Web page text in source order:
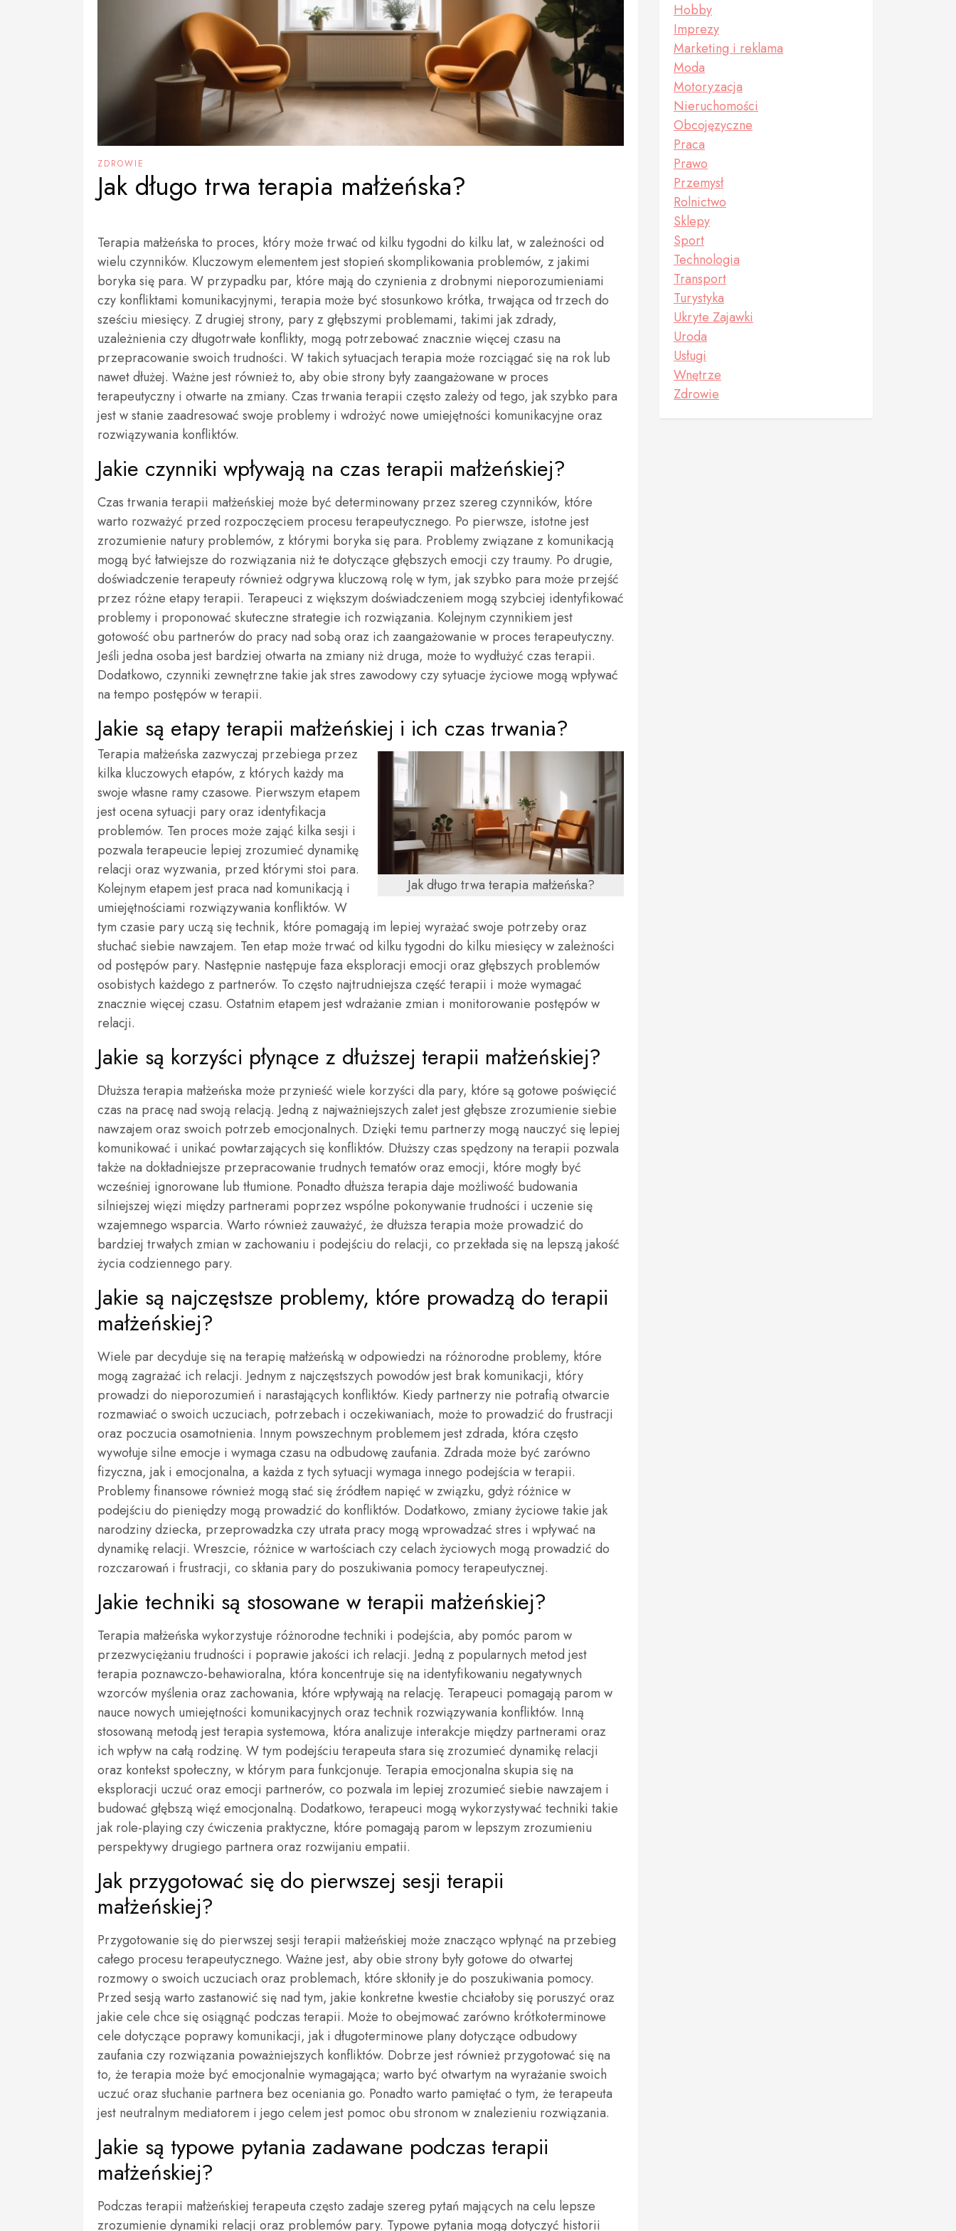
ZDROWIE
Jak długo trwa terapia małżeńska?
Terapia małżeńska to proces, który może trwać od kilku tygodni do kilku lat, w zależności od
wielu czynników. Kluczowym elementem jest stopień skomplikowania problemów, z jakimi
boryka się para. W przypadku par, które mają do czynienia z drobnymi nieporozumieniami
czy konfliktami komunikacyjnymi, terapia może być stosunkowo krótka, trwająca od trzech do
sześciu miesięcy. Z drugiej strony, pary z głębszymi problemami, takimi jak zdrady,
uzależnienia czy długotrwałe konflikty, mogą potrzebować znacznie więcej czasu na
przepracowanie swoich trudności. W takich sytuacjach terapia może rozciągać się na rok lub
nawet dłużej. Ważne jest również to, aby obie strony były zaangażowane w proces
terapeutyczny i otwarte na zmiany. Czas trwania terapii często zależy od tego, jak szybko para
jest w stanie zaadresować swoje problemy i wdrożyć nowe umiejętności komunikacyjne oraz
rozwiązywania konfliktów.
Jakie czynniki wpływają na czas terapii małżeńskiej?
Czas trwania terapii małżeńskiej może być determinowany przez szereg czynników, które
warto rozważyć przed rozpoczęciem procesu terapeutycznego. Po pierwsze, istotne jest
zrozumienie natury problemów, z którymi boryka się para. Problemy związane z komunikacją
mogą być łatwiejsze do rozwiązania niż te dotyczące głębszych emocji czy traumy. Po drugie,
doświadczenie terapeuty również odgrywa kluczową rolę w tym, jak szybko para może przejść
przez różne etapy terapii. Terapeuci z większym doświadczeniem mogą szybciej identyfikować
problemy i proponować skuteczne strategie ich rozwiązania. Kolejnym czynnikiem jest
gotowość obu partnerów do pracy nad sobą oraz ich zaangażowanie w proces terapeutyczny.
Jeśli jedna osoba jest bardziej otwarta na zmiany niż druga, może to wydłużyć czas terapii.
Dodatkowo, czynniki zewnętrzne takie jak stres zawodowy czy sytuacje życiowe mogą wpływać
na tempo postępów w terapii.
Jakie są etapy terapii małżeńskiej i ich czas trwania?
Jak długo trwa terapia małżeńska?
Terapia małżeńska zazwyczaj przebiega przez
kilka kluczowych etapów, z których każdy ma
swoje własne ramy czasowe. Pierwszym etapem
jest ocena sytuacji pary oraz identyfikacja
problemów. Ten proces może zająć kilka sesji i
pozwala terapeucie lepiej zrozumieć dynamikę
relacji oraz wyzwania, przed którymi stoi para.
Kolejnym etapem jest praca nad komunikacją i
umiejętnościami rozwiązywania konfliktów. W
tym czasie pary uczą się technik, które pomagają im lepiej wyrażać swoje potrzeby oraz
słuchać siebie nawzajem. Ten etap może trwać od kilku tygodni do kilku miesięcy w zależności
od postępów pary. Następnie następuje faza eksploracji emocji oraz głębszych problemów
osobistych każdego z partnerów. To często najtrudniejsza część terapii i może wymagać
znacznie więcej czasu. Ostatnim etapem jest wdrażanie zmian i monitorowanie postępów w
relacji.
Jakie są korzyści płynące z dłuższej terapii małżeńskiej?
Dłuższa terapia małżeńska może przynieść wiele korzyści dla pary, które są gotowe poświęcić
czas na pracę nad swoją relacją. Jedną z najważniejszych zalet jest głębsze zrozumienie siebie
nawzajem oraz swoich potrzeb emocjonalnych. Dzięki temu partnerzy mogą nauczyć się lepiej
komunikować i unikać powtarzających się konfliktów. Dłuższy czas spędzony na terapii pozwala
także na dokładniejsze przepracowanie trudnych tematów oraz emocji, które mogły być
wcześniej ignorowane lub tłumione. Ponadto dłuższa terapia daje możliwość budowania
silniejszej więzi między partnerami poprzez wspólne pokonywanie trudności i uczenie się
wzajemnego wsparcia. Warto również zauważyć, że dłuższa terapia może prowadzić do
bardziej trwałych zmian w zachowaniu i podejściu do relacji, co przekłada się na lepszą jakość
życia codziennego pary.
Jakie są najczęstsze problemy, które prowadzą do terapii
małżeńskiej?
Wiele par decyduje się na terapię małżeńską w odpowiedzi na różnorodne problemy, które
mogą zagrażać ich relacji. Jednym z najczęstszych powodów jest brak komunikacji, który
prowadzi do nieporozumień i narastających konfliktów. Kiedy partnerzy nie potrafią otwarcie
rozmawiać o swoich uczuciach, potrzebach i oczekiwaniach, może to prowadzić do frustracji
oraz poczucia osamotnienia. Innym powszechnym problemem jest zdrada, która często
wywołuje silne emocje i wymaga czasu na odbudowę zaufania. Zdrada może być zarówno
fizyczna, jak i emocjonalna, a każda z tych sytuacji wymaga innego podejścia w terapii.
Problemy finansowe również mogą stać się źródłem napięć w związku, gdyż różnice w
podejściu do pieniędzy mogą prowadzić do konfliktów. Dodatkowo, zmiany życiowe takie jak
narodziny dziecka, przeprowadzka czy utrata pracy mogą wprowadzać stres i wpływać na
dynamikę relacji. Wreszcie, różnice w wartościach czy celach życiowych mogą prowadzić do
rozczarowań i frustracji, co skłania pary do poszukiwania pomocy terapeutycznej.
Jakie techniki są stosowane w terapii małżeńskiej?
Terapia małżeńska wykorzystuje różnorodne techniki i podejścia, aby pomóc parom w
przezwyciężaniu trudności i poprawie jakości ich relacji. Jedną z popularnych metod jest
terapia poznawczo-behawioralna, która koncentruje się na identyfikowaniu negatywnych
wzorców myślenia oraz zachowania, które wpływają na relację. Terapeuci pomagają parom w
nauce nowych umiejętności komunikacyjnych oraz technik rozwiązywania konfliktów. Inną
stosowaną metodą jest terapia systemowa, która analizuje interakcje między partnerami oraz
ich wpływ na całą rodzinę. W tym podejściu terapeuta stara się zrozumieć dynamikę relacji
oraz kontekst społeczny, w którym para funkcjonuje. Terapia emocjonalna skupia się na
eksploracji uczuć oraz emocji partnerów, co pozwala im lepiej zrozumieć siebie nawzajem i
budować głębszą więź emocjonalną. Dodatkowo, terapeuci mogą wykorzystywać techniki takie
jak role-playing czy ćwiczenia praktyczne, które pomagają parom w lepszym zrozumieniu
perspektywy drugiego partnera oraz rozwijaniu empatii.
Jak przygotować się do pierwszej sesji terapii
małżeńskiej?
Przygotowanie się do pierwszej sesji terapii małżeńskiej może znacząco wpłynąć na przebieg
całego procesu terapeutycznego. Ważne jest, aby obie strony były gotowe do otwartej
rozmowy o swoich uczuciach oraz problemach, które skłoniły je do poszukiwania pomocy.
Przed sesją warto zastanowić się nad tym, jakie konkretne kwestie chciałoby się poruszyć oraz
jakie cele chce się osiągnąć podczas terapii. Może to obejmować zarówno krótkoterminowe
cele dotyczące poprawy komunikacji, jak i długoterminowe plany dotyczące odbudowy
zaufania czy rozwiązania poważniejszych konfliktów. Dobrze jest również przygotować się na
to, że terapia może być emocjonalnie wymagająca; warto być otwartym na wyrażanie swoich
uczuć oraz słuchanie partnera bez oceniania go. Ponadto warto pamiętać o tym, że terapeuta
jest neutralnym mediatorem i jego celem jest pomoc obu stronom w znalezieniu rozwiązania.
Jakie są typowe pytania zadawane podczas terapii
małżeńskiej?
Podczas terapii małżeńskiej terapeuta często zadaje szereg pytań mających na celu lepsze
zrozumienie dynamiki relacji oraz problemów pary. Typowe pytania mogą dotyczyć historii
Hobby
Imprezy
Marketing i reklama
Moda
Motoryzacja
Nieruchomości
Obcojęzyczne
Praca
Prawo
Przemysł
Rolnictwo
Sklepy
Sport
Technologia
Transport
Turystyka
Ukryte Zajawki
Uroda
Usługi
Wnętrze
Zdrowie